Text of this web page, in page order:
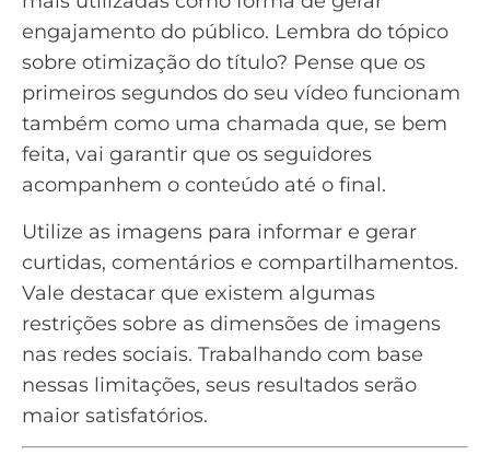
engajamento do público. Lembra do tópico
sobre otimização do título? Pense que os
primeiros segundos do seu vídeo funcionam
também como uma chamada que, se bem
feita, vai garantir que os seguidores
acompanhem o conteúdo até o final.
Utilize as imagens para informar e gerar
curtidas, comentários e compartilhamentos.
Vale destacar que existem algumas
restrições sobre as dimensões de imagens
nas redes sociais. Trabalhando com base
nessas limitações, seus resultados serão
maior satisfatórios.